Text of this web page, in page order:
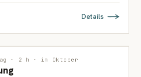
Details
· 2 h · im Oktober